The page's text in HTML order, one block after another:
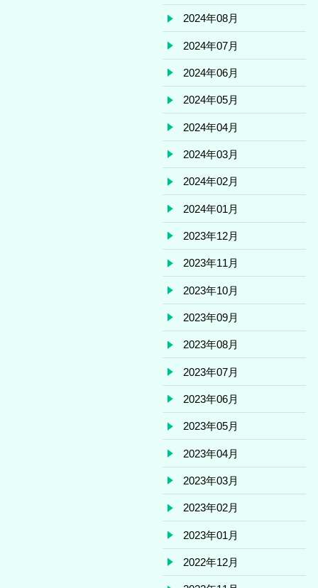
2024年08月
2024年07月
2024年06月
2024年05月
2024年04月
2024年03月
2024年02月
2024年01月
2023年12月
2023年11月
2023年10月
2023年09月
2023年08月
2023年07月
2023年06月
2023年05月
2023年04月
2023年03月
2023年02月
2023年01月
2022年12月